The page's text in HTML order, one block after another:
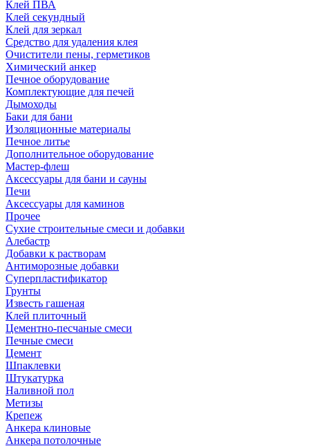
Клей ПВА
Клей секундный
Клей для зеркал
Средство для удаления клея
Очистители пены, герметиков
Химический анкер
Печное оборудование
Комплектующие для печей
Дымоходы
Баки для бани
Изоляционные материалы
Печное литье
Дополнительное оборудование
Мастер-флеш
Аксессуары для бани и сауны
Печи
Аксессуары для каминов
Прочее
Сухие строительные смеси и добавки
Алебастр
Добавки к растворам
Антиморозные добавки
Суперпластификатор
Грунты
Известь гашеная
Клей плиточный
Цементно-песчаные смеси
Печные смеси
Цемент
Шпаклевки
Штукатурка
Наливной пол
Метизы
Крепеж
Анкера клиновые
Анкера потолочные